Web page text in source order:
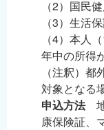
（2）国民
（3）生活
（4）本人
年中の所得
（注釈）
対象となる
申込方法地
康保険証、